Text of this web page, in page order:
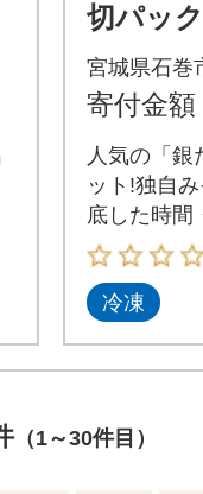
切パッ
漬魚 和
だけ 銀
宮城県石巻
寄付金額
人気の「銀
ット!独自
底した時間
させた、こ
をご堪能く
冷凍
（1～30件目）